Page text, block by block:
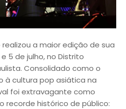
realizou a maior edição de sua
5 de julho, no Distrito
Consolidado como o
à cultura pop asiática na
foi extravagante como
recorde histórico de público: